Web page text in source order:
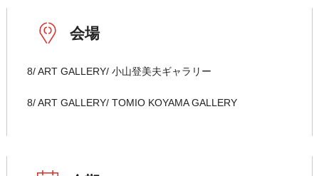
会場
8/ ART GALLERY/ 小山登美夫ギャラリー
8/ ART GALLERY/ TOMIO KOYAMA GALLERY